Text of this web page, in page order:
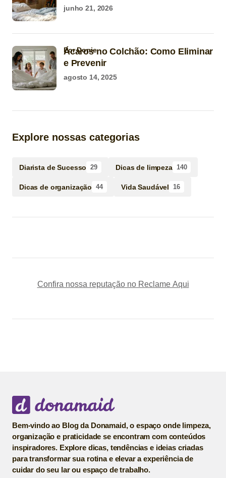
junho 21, 2026
Ácaros no Colchão: Como Eliminar
e Prevenir
por Donie
agosto 14, 2025
Explore nossas categorias
Diarista de Sucesso 29 Dicas de limpeza 140
Dicas de organização 44 Vida Saudável 16
Confira nossa reputação no Reclame Aqui
Bem-vindo ao Blog da Donamaid, o espaço onde limpeza,
organização e praticidade se encontram com conteúdos
inspiradores. Explore dicas, tendências e ideias criadas
para transformar sua rotina e elevar a experiência de
cuidar do seu lar ou espaço de trabalho.